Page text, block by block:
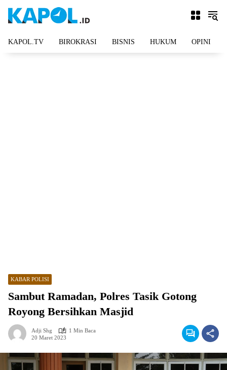
KAPOL.TV BIROKRASI BISNIS HUKUM OPINI
KABAR POLISI
Sambut Ramadan, Polres Tasik Gotong
Royong Bersihkan Masjid
Adji Shg
1 Min Baca
20 Maret 2023